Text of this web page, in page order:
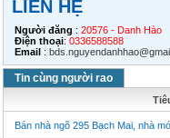
LIÊN HỆ
Người đăng : 20576 - Danh Hào
Điện thoại: 0336588588
Email :
Tin cùng người rao
Bán nhà ngõ 295 Bạch Mai, nhà